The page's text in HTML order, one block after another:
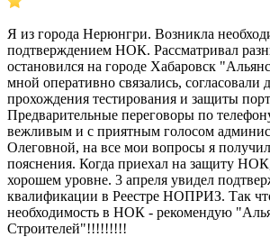
Я из города Нерюнгри. Возникла
подтверждением НОК. Рассматривал
остановился на городе Хабаровск
мной оперативно связались, согласовали
прохождения тестирования и защиты
Предварительные переговоры по
вежливым и с приятным голосом
Олеговной, на все мои вопросы я
пояснения. Когда приехал на защиту
хорошем уровне. 3 апреля увидел
квалификации в Реестре НОПРИЗ. Так
необходимость в НОК - рекомендую
Строителей"!!!!!!!!!